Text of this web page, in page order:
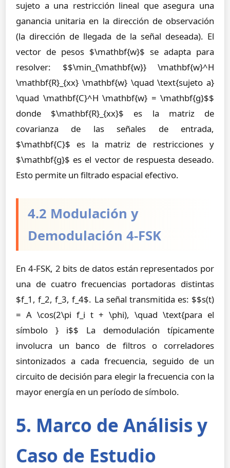
sujeto a una restricción lineal que asegura una
ganancia unitaria en la dirección de observación
(la dirección de llegada de la señal deseada). El
vector de pesos $\mathbf{w}$ se adapta para
resolver: $$\min_{\mathbf{w}} \mathbf{w}^H
\mathbf{R}_{xx} \mathbf{w} \quad \text{sujeto a}
\quad \mathbf{C}^H \mathbf{w} = \mathbf{g}$$
donde $\mathbf{R}_{xx}$ es la matriz de
covarianza de las señales de entrada,
$\mathbf{C}$ es la matriz de restricciones y
$\mathbf{g}$ es el vector de respuesta deseado.
Esto permite un filtrado espacial efectivo.
4.2 Modulación y
Demodulación 4-FSK
En 4-FSK, 2 bits de datos están representados por
una de cuatro frecuencias portadoras distintas
$f_1, f_2, f_3, f_4$. La señal transmitida es: $$s(t)
= A \cos(2\pi f_i t + \phi), \quad \text{para el
símbolo } i$$ La demodulación típicamente
involucra un banco de filtros o correladores
sintonizados a cada frecuencia, seguido de un
circuito de decisión para elegir la frecuencia con la
mayor energía en un período de símbolo.
5. Marco de Análisis y
Caso de Estudio